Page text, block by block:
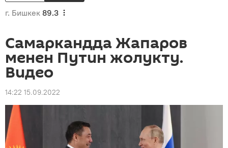
г. Бишкек 89.3
Самаркандда Жапаров
менен Путин жолукту.
Видео
14:22 15.09.2022